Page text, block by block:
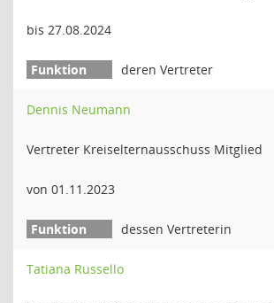
bis 27.08.2024
deren Vertreter
Dennis Neumann
Vertreter Kreiselternausschuss Mitglied
von 01.11.2023
dessen Vertreterin
Tatiana Russello